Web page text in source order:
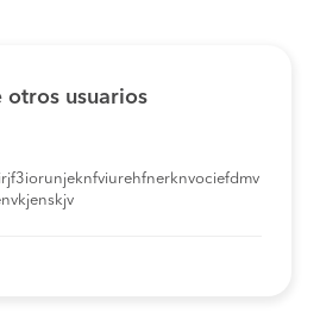
otros usuarios